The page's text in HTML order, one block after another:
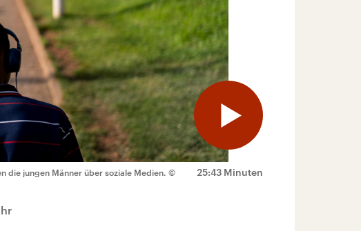
25:43 Minuten
die jungen Männer über soziale Medien. ©